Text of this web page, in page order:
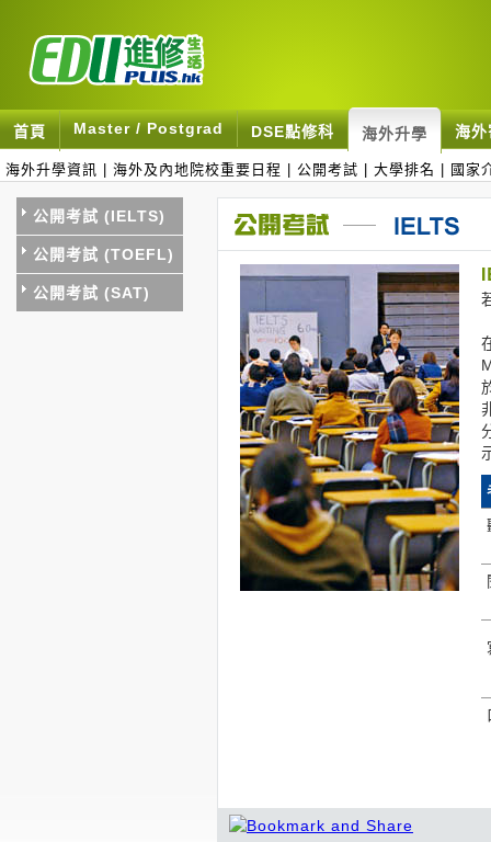
首頁 Master / Postgrad DSE點修科 海外升學 海
海外升學資訊 海外及內地院校重要日程 公開考試 大學排名 國家
公開考試 (IELTS)
公開考試 (TOEFL)
公開考試 (SAT)